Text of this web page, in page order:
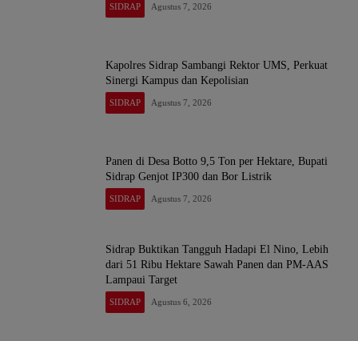
SIDRAP Agustus 7, 2026
Kapolres Sidrap Sambangi Rektor UMS, Perkuat
Sinergi Kampus dan Kepolisian
SIDRAP Agustus 7, 2026
Panen di Desa Botto 9,5 Ton per Hektare, Bupati
Sidrap Genjot IP300 dan Bor Listrik
SIDRAP Agustus 7, 2026
Sidrap Buktikan Tangguh Hadapi El Nino, Lebih
dari 51 Ribu Hektare Sawah Panen dan PM-AAS
Lampaui Target
SIDRAP Agustus 6, 2026